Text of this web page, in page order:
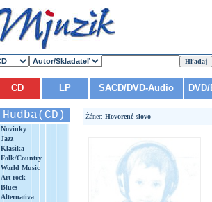
CD LP SACD/DVD-Audio
Hudba(CD)
Novinky
Jazz
Klasika
Folk/Country
World Music
Art-rock
Blues
Alternatíva
Žáner: Hovorené slovo